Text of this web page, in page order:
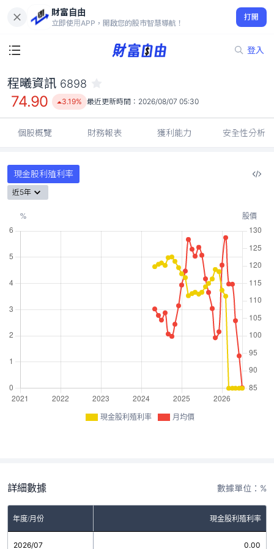
財富自由
立即使用APP，開啟您的股市智慧導航！
打開
登入
74.90
3.19%
程曦資訊 6898
74.90 3.19% 最近更新時間： 2026/08/07 05:30
個股概覽 財務報表 獲利能力 安全性分析
現金股利殖利率
近5年
現金股利殖利率 月均價
詳細數據 數據單位：%
年度/月份 現金股利殖利率
2026/07 0.00